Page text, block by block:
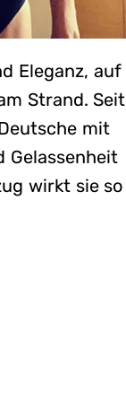
Eleganz, auf
Strand. Seit
mit
Gelassenheit
wirkt sie so